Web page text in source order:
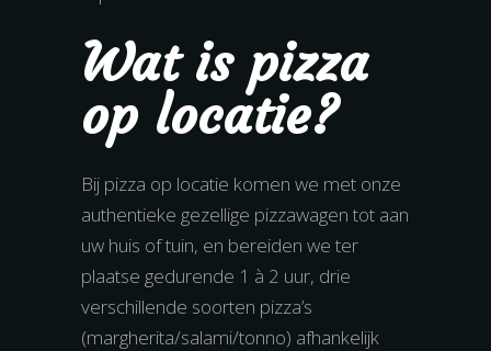
Wat is pizza
op locatie?
Bij pizza op locatie komen we met onze
authentieke gezellige pizzawagen tot aan
uw huis of tuin, en bereiden we ter
plaatse gedurende 1 à 2 uur, drie
verschillende soorten pizza’s
(margherita/salami/tonno) afhankelijk